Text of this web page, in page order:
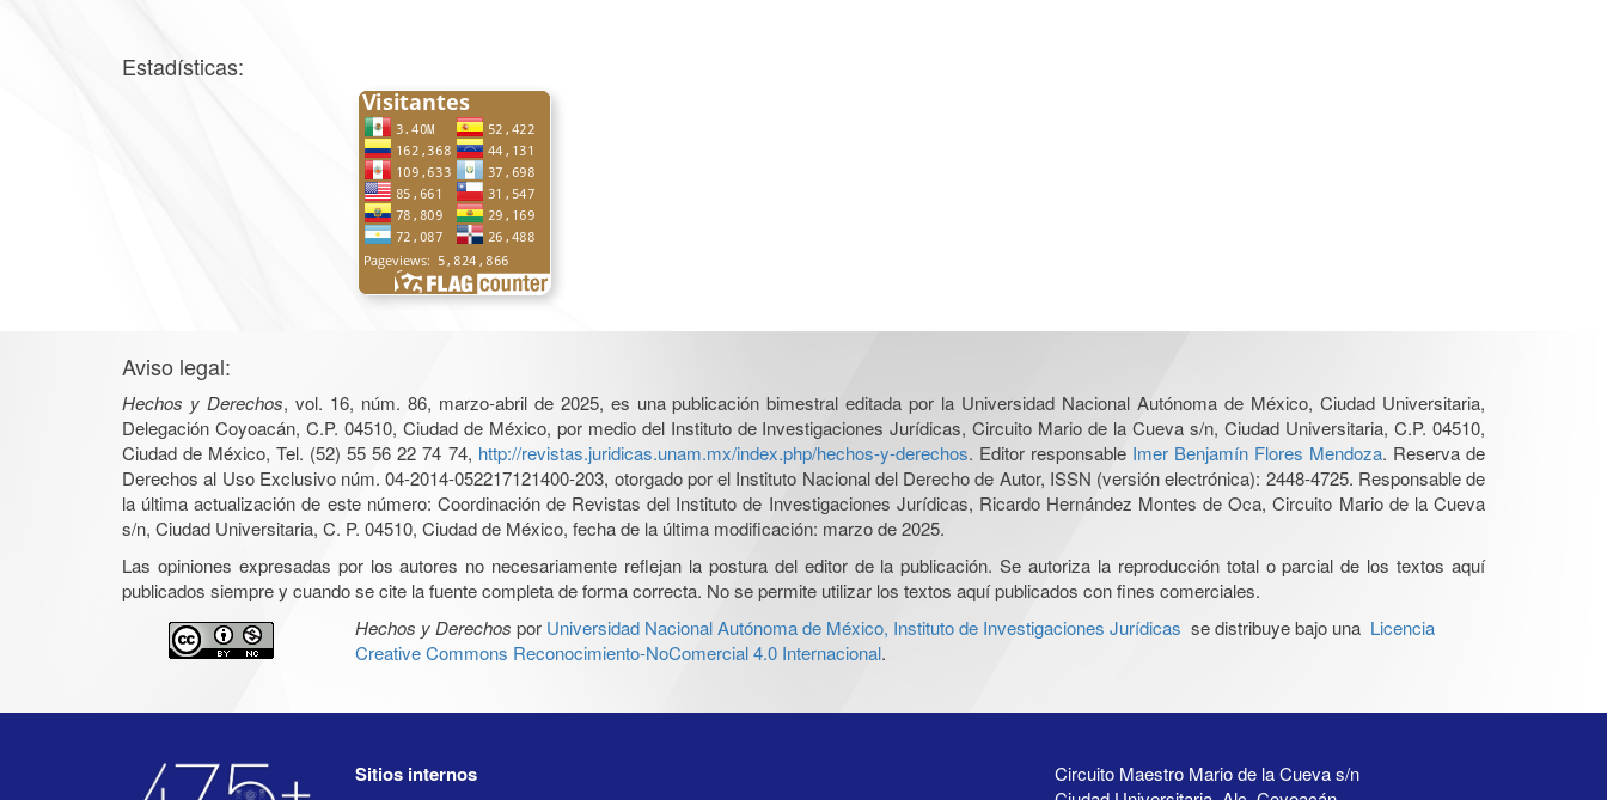
Estadísticas:
Aviso legal:
Hechos y Derechos, vol. 16, núm. 86, marzo-abril de 2025, es una publicación bimestral editada por la Universidad Nacional Autónoma de México, Ciudad Universitaria,
Delegación Coyoacán, C.P. 04510, Ciudad de México, por medio del Instituto de Investigaciones Jurídicas, Circuito Mario de la Cueva s/n, Ciudad Universitaria, C.P. 04510,
Ciudad de México, Tel. (52) 55 56 22 74 74, http://revistas.juridicas.unam.mx/index.php/hechos-y-derechos. Editor responsable Imer Benjamín Flores Mendoza. Reserva de
Derechos al Uso Exclusivo núm. 04-2014-052217121400-203, otorgado por el Instituto Nacional del Derecho de Autor, ISSN (versión electrónica): 2448-4725. Responsable de
la última actualización de este número: Coordinación de Revistas del Instituto de Investigaciones Jurídicas, Ricardo Hernández Montes de Oca, Circuito Mario de la Cueva
s/n, Ciudad Universitaria, C. P. 04510, Ciudad de México, fecha de la última modificación: marzo de 2025.
Las opiniones expresadas por los autores no necesariamente reflejan la postura del editor de la publicación. Se autoriza la reproducción total o parcial de los textos aquí
publicados siempre y cuando se cite la fuente completa de forma correcta. No se permite utilizar los textos aquí publicados con fines comerciales.
Hechos y Derechos por Universidad Nacional Autónoma de México, Instituto de Investigaciones Jurídicas se distribuye bajo una Licencia
Creative Commons Reconocimiento-NoComercial 4.0 Internacional.
Sitios internos
Circuito Maestro Mario de la Cueva s/n